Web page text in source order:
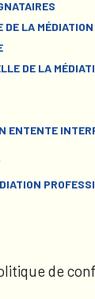
DE LA
DE LA
ENTENTE
de